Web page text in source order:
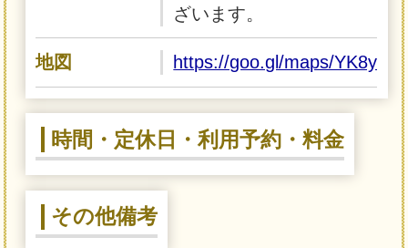
ざいます。
地図 https://goo.gl/maps/
時間・定休日・利用予約・料金
その他備考